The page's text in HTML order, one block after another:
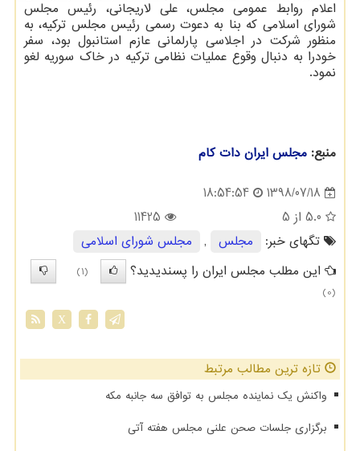
اعلام روابط عمومی مجلس، علی لاریجانی، رئیس مجلس
شورای اسلامی كه بنا به دعوت رسمی رئیس مجلس تركیه، به
منظور شركت در اجلاسی پارلمانی عازم استانبول بود، سفر
خودرا به دنبال وقوع عملیات نظامی تركیه در خاك سوریه لغو
نمود.
منبع: مجلس ایران دات كام
1398/07/18
18:54:54
5.0 از 5
11425
تگهای خبر:
مجلس ,
مجلس شورای اسلامی
این مطلب مجلس ایران را پسندیدید؟
(1)
(0)
X
تازه ترین مطالب مرتبط
واکنش یک نماینده مجلس به توافق سه جانبه مکه
برگزاری جلسات صحن علنی مجلس هفته آتی